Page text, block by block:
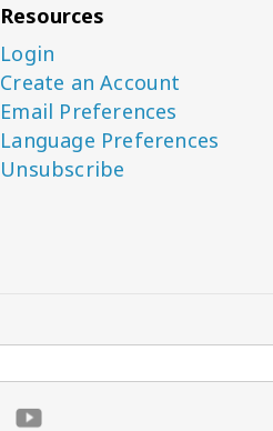
Resources
Login
Create an Account
Email Preferences
Language Preferences
Unsubscribe